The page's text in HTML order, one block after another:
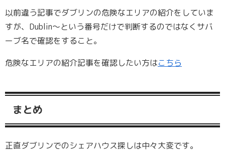
以前違う記事でダブリンの危険なエリアの紹介をしていま
すが、Dublin～という番号だけで判断するのではなくサバ
ーブ名で確認をすること。
危険なエリアの紹介記事を確認したい方はこちら
まとめ
正直ダブリンでのシェアハウス探しは中々大変です。